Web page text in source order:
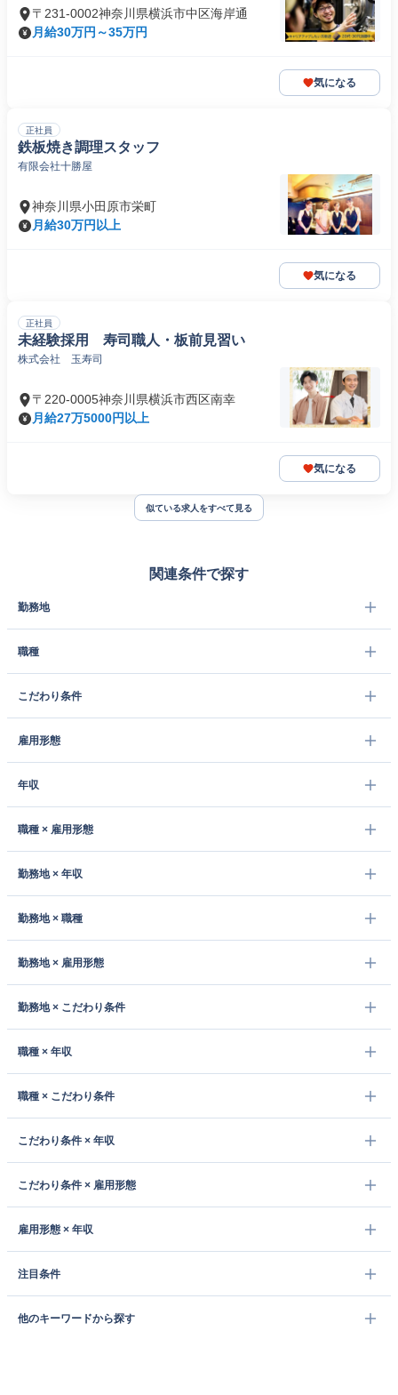
〒231-0002神奈川県横浜市中区海岸通
月給30万円～35万円
気になる
正社員
鉄板焼き調理スタッフ
有限会社十勝屋
神奈川県小田原市栄町
月給30万円以上
気になる
正社員
未経験採用 寿司職人・板前見習い
株式会社 玉寿司
〒220-0005神奈川県横浜市西区南幸
月給27万5000円以上
気になる
似ている求人をすべて見る
関連条件で探す
勤務地
職種
こだわり条件
雇用形態
年収
職種 × 雇用形態
勤務地 × 年収
勤務地 × 職種
勤務地 × 雇用形態
勤務地 × こだわり条件
職種 × 年収
職種 × こだわり条件
こだわり条件 × 年収
こだわり条件 × 雇用形態
雇用形態 × 年収
注目条件
他のキーワードから探す